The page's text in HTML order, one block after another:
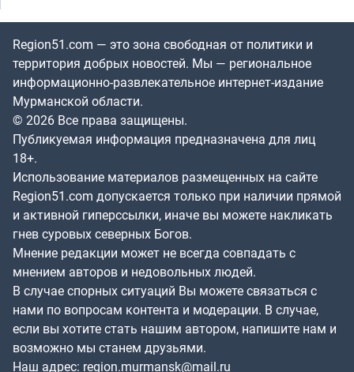
Region51.com — это зона свободная от политики и
территория добрых новостей. Мы — региональное
информационно-развлекательное интернет-издание
Мурманской области.
© 2026 Все права защищены.
Публикуемая информация предназначена для лиц
18+.
Использование материалов размещенных на сайте
Region51.com допускается только при наличии прямой
и активной гиперссылки, иначе вы можете накликать
гнев суровых северных Богов.
Мнение редакции может не всегда совпадать с
мнением авторов и недовольных людей.
В случае спорных ситуаций Вы можете связаться с
нами по вопросам контента и модерации. В случае,
если вы хотите стать нашим автором, напишите нам и
возможно мы станем друзьями.
Наш адрес: region.murmansk@mail.ru